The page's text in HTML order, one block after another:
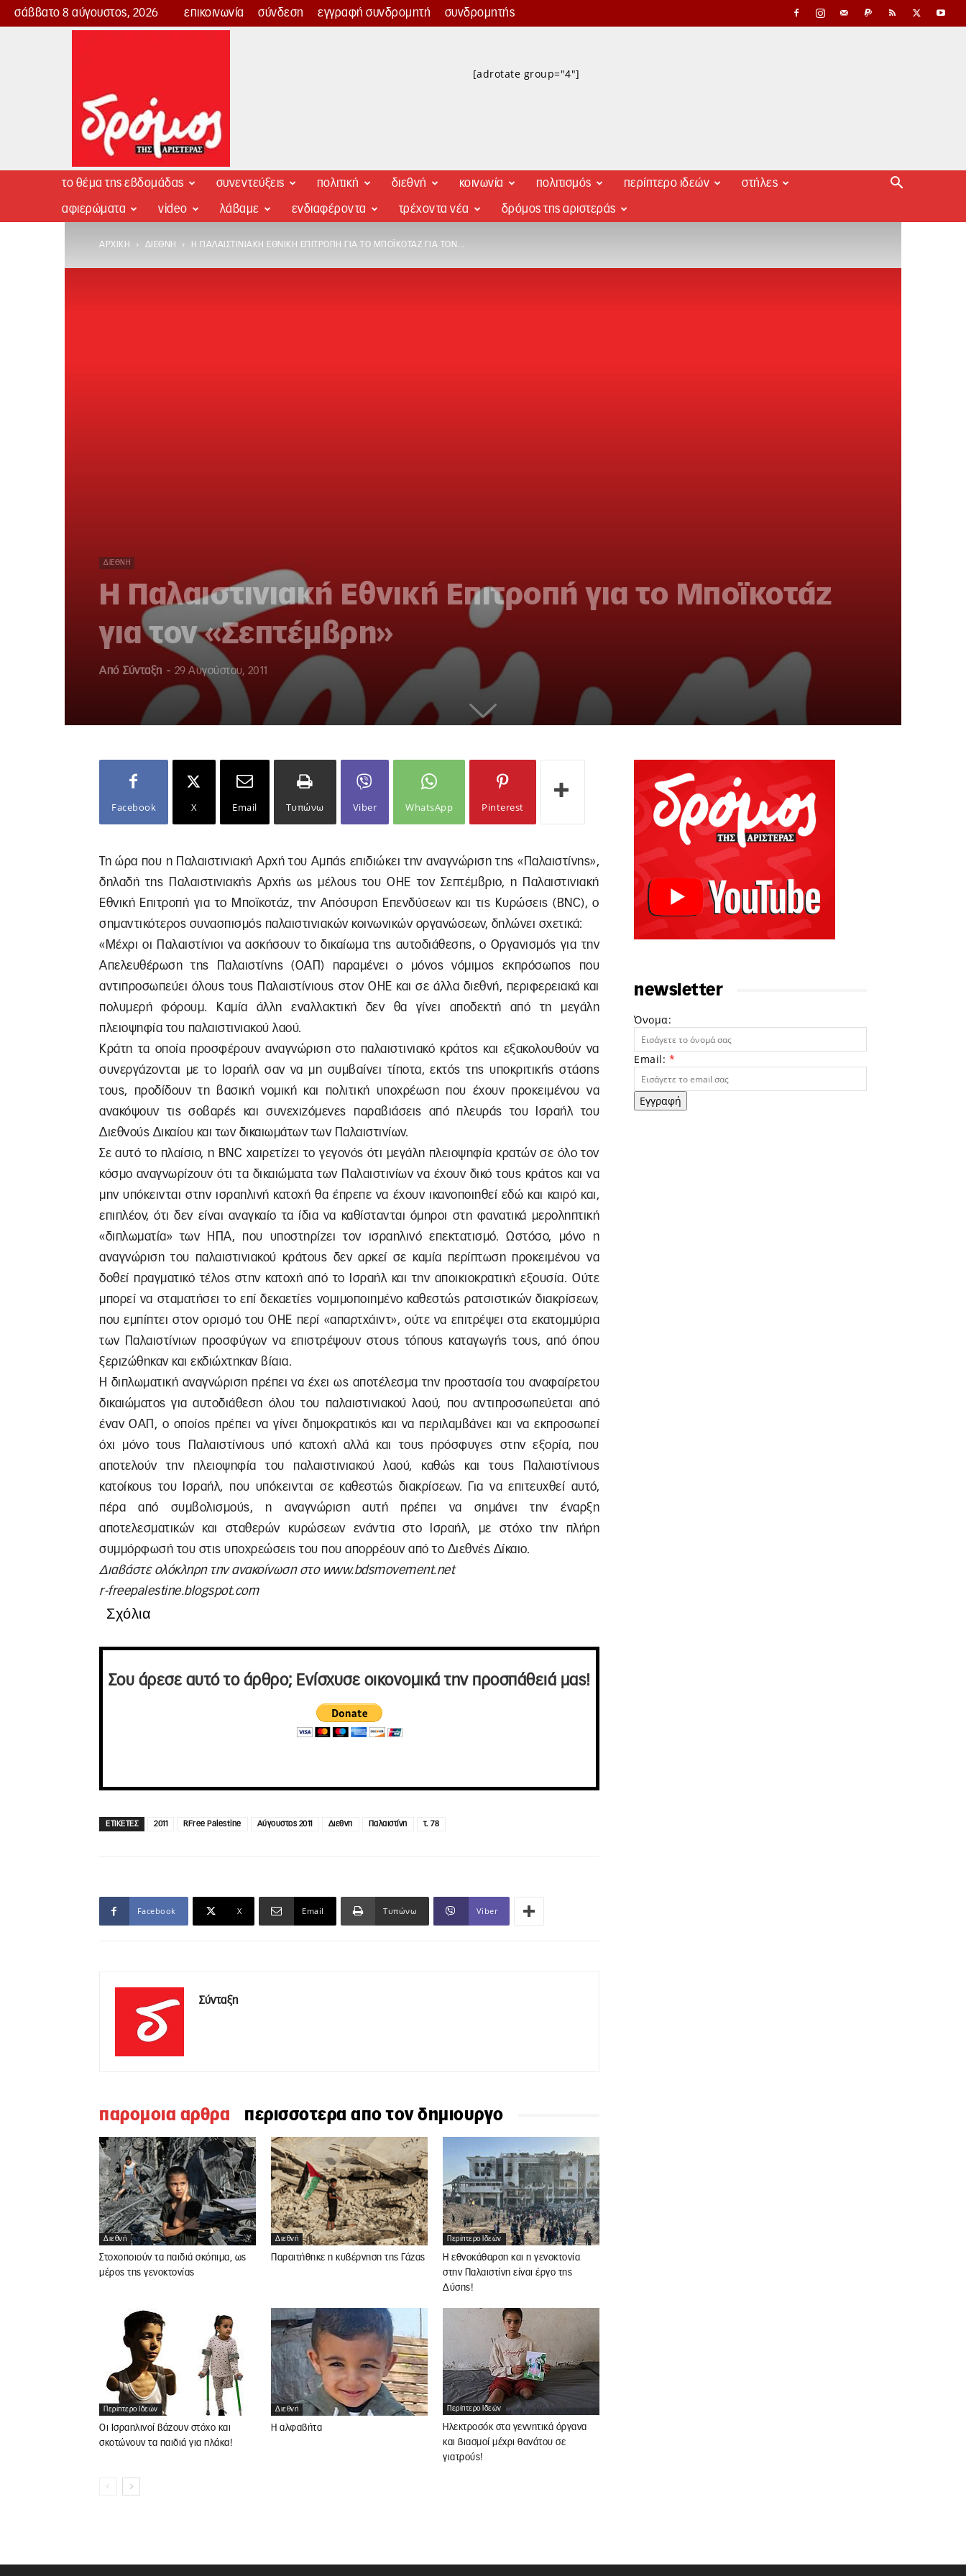
σάββατο 8 αύγουστος, 2026 επικοινωνία σύνδεση εγγραφή συνδρομητή συνδρομητής
Δρόμος
[adrotate group="4"]
το θέμα της εβδομάδας συνεντεύξεις πολιτική διεθνή κοινωνία πολιτισμός περίπτερο ιδεών στήλες
αφιερώματα video λάβαμε ενδιαφέροντα τρέχοντα νέα δρόμος της αριστεράς
ΑΡΧΙΚΉ ΔΙΕΘΝΉ Η ΠΑΛΑΙΣΤΙΝΙΑΚΉ ΕΘΝΙΚΉ ΕΠΙΤΡΟΠΉ ΓΙΑ ΤΟ ΜΠΟΪΚΟΤΆΖ ΓΙΑ ΤΟΝ...
ΔΙΕΘΝΉ
Η Παλαιστινιακή Εθνική Επιτροπή για το Μποϊκοτάζ
για τον «Σεπτέμβρη»
Από Σύνταξη - 29 Αυγούστου, 2011
Facebook X Email Τυπώνω Viber WhatsApp Pinterest
Τη ώρα που η Παλαιστινιακή Αρχή του Αμπάς επιδιώκει την αναγνώριση της «Παλαιστίνης»,
δηλαδή της Παλαιστινιακής Αρχής ως μέλους του ΟΗΕ τον Σεπτέμβριο, η Παλαιστινιακή
Εθνική Επιτροπή για το Μποϊκοτάζ, την Απόσυρση Επενδύσεων και τις Κυρώσεις (BΝC), ο
σημαντικότερος συνασπισμός παλαιστινιακών κοινωνικών οργανώσεων, δηλώνει σχετικά:
«Μέχρι οι Παλαιστίνιοι να ασκήσουν το δικαίωμα της αυτοδιάθεσης, ο Οργανισμός για την
Απελευθέρωση της Παλαιστίνης (ΟΑΠ) παραμένει ο μόνος νόμιμος εκπρόσωπος που
αντιπροσωπεύει όλους τους Παλαιστίνιους στον ΟΗΕ και σε άλλα διεθνή, περιφερειακά και
πολυμερή φόρουμ. Καμία άλλη εναλλακτική δεν θα γίνει αποδεκτή από τη μεγάλη
πλειοψηφία του παλαιστινιακού λαού.
Κράτη τα οποία προσφέρουν αναγνώριση στο παλαιστινιακό κράτος και εξακολουθούν να
συνεργάζονται με το Ισραήλ σαν να μη συμβαίνει τίποτα, εκτός της υποκριτικής στάσης
τους, προδίδουν τη βασική νομική και πολιτική υποχρέωση που έχουν προκειμένου να
ανακόψουν τις σοβαρές και συνεχιζόμενες παραβιάσεις από πλευράς του Ισραήλ του
Διεθνούς Δικαίου και των δικαιωμάτων των Παλαιστινίων.
Σε αυτό το πλαίσιο, η BNC χαιρετίζει το γεγονός ότι μεγάλη πλειοψηφία κρατών σε όλο τον
κόσμο αναγνωρίζουν ότι τα δικαιώματα των Παλαιστινίων να έχουν δικό τους κράτος και να
μην υπόκεινται στην ισραηλινή κατοχή θα έπρεπε να έχουν ικανοποιηθεί εδώ και καιρό και,
επιπλέον, ότι δεν είναι αναγκαίο τα ίδια να καθίστανται όμηροι στη φανατικά μεροληπτική
«διπλωματία» των ΗΠΑ, που υποστηρίζει τον ισραηλινό επεκτατισμό. Ωστόσο, μόνο η
αναγνώριση του παλαιστινιακού κράτους δεν αρκεί σε καμία περίπτωση προκειμένου να
δοθεί πραγματικό τέλος στην κατοχή από το Ισραήλ και την αποικιοκρατική εξουσία. Ούτε
μπορεί να σταματήσει τo επί δεκαετίες νομιμοποιημένο καθεστώς ρατσιστικών διακρίσεων,
που εμπίπτει στον ορισμό του ΟΗΕ περί «απαρτχάιντ», ούτε να επιτρέψει στα εκατομμύρια
των Παλαιστίνιων προσφύγων να επιστρέψουν στους τόπους καταγωγής τους, από όπου
ξεριζώθηκαν και εκδιώχτηκαν βίαια.
Η διπλωματική αναγνώριση πρέπει να έχει ως αποτέλεσμα την προστασία του αναφαίρετου
δικαιώματος για αυτοδιάθεση όλου του παλαιστινιακού λαού, που αντιπροσωπεύεται από
έναν ΟΑΠ, ο οποίος πρέπει να γίνει δημοκρατικός και να περιλαμβάνει και να εκπροσωπεί
όχι μόνο τους Παλαιστίνιους υπό κατοχή αλλά και τους πρόσφυγες στην εξορία, που
αποτελούν την πλειοψηφία του παλαιστινιακού λαού, καθώς και τους Παλαιστίνιους
κατοίκους του Ισραήλ, που υπόκεινται σε καθεστώς διακρίσεων. Για να επιτευχθεί αυτό,
πέρα από συμβολισμούς, η αναγνώριση αυτή πρέπει να σημάνει την έναρξη
αποτελεσματικών και σταθερών κυρώσεων ενάντια στο Ισραήλ, με στόχο την πλήρη
συμμόρφωσή του στις υποχρεώσεις του που απορρέουν από το Διεθνές Δίκαιο.
Διαβάστε ολόκληρη την ανακοίνωση στο www.bdsmovement.net
r-freepalestine.blogspot.com
Σχόλια
Σου άρεσε αυτό το άρθρο; Ενίσχυσε οικονομικά την προσπάθειά μας!
ΕΤΙΚΕΤΕΣ 2011 RFree Palestine Αύγουστος 2011 Διεθνη Παλαιστίνη τ. 78
Facebook X Email Τυπώνω Viber
Σύνταξη
παρομοια αρθρα περισσοτερα απο τον δημιουργο
Διεθνή
Στοχοποιούν τα παιδιά σκόπιμα, ως
μέρος της γενοκτονίας
Διεθνή
Παραιτήθηκε η κυβέρνηση της Γάζας
Περίπτερο Ιδεών
Η εθνοκάθαρση και η γενοκτονία
στην Παλαιστίνη είναι έργο της
Δύσης!
Περίπτερο Ιδεών
Οι Ισραηλινοί βάζουν στόχο και
σκοτώνουν τα παιδιά για πλάκα!
Διεθνή
Η αλφαβήτα
Περίπτερο Ιδεών
Ηλεκτροσόκ στα γεννητικά όργανα
και βιασμοί μέχρι θανάτου σε
γιατρούς!
newsletter
Όνομα:
Email: *
Εγγραφή